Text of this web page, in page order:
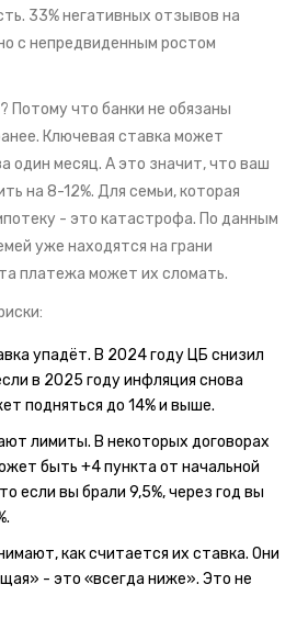
33% негативных отзывов на
с непредвиденным ростом
Потому что банки не обязаны
Ключевая ставка может
один месяц. А это значит, что ваш
на 8-12%. Для семьи, которая
- это катастрофа. По данным
уже находятся на грани
платежа может их сломать.
упадёт. В 2024 году ЦБ снизил
в 2025 году инфляция снова
подняться до 14% и выше.
лимиты. В некоторых договорах
быть +4 пункта от начальной
если вы брали 9,5%, через год вы
как считается их ставка. Они
- это «всегда ниже». Это не